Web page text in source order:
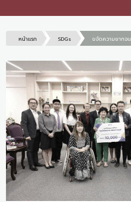
หน้าแรก SDGs ขจัดความยากจน